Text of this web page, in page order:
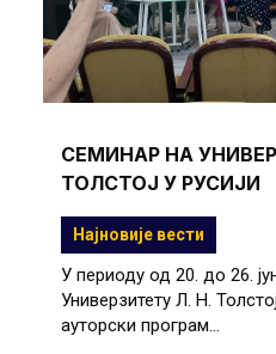
СЕМИНАР НА
ТОЛСТОЈ У РУСИЈИ
Најновије вести
У периоду од 20. до 26.
Универзитету Л. Н.
ауторски програм...